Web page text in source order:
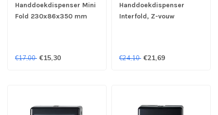
Handdoekdispenser Mini
Fold 230x86x350 mm
€17,00 €15,30
Handdoekdispenser
Interfold, Z-vouw
€24,10 €21,69